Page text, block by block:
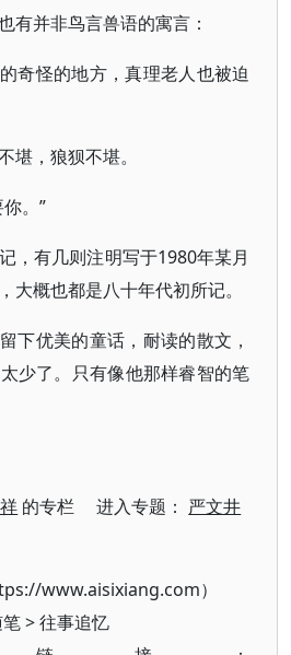
有并非鸟言兽语的寓言：
奇怪的地方，真理老人也被迫
堪，狼狈不堪。
。”
，有几则注明写于1980年某月
大概也都是八十年代初所记。
下优美的童话，耐读的散文，
少了。只有像他那样睿智的笔
的专栏 进入专题： 严文井
www.aisixiang.com）
>往事追忆